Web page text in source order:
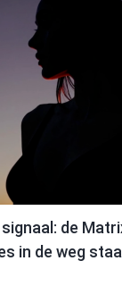
de
in de weg